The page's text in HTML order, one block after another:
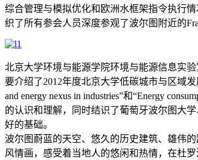
综合管理与模拟优化和欧洲水框架指令执行
织了所有参会人员深度参观了波尔图附近的
北京大学环境与能源学院环境与能源信息实
要介绍了2012年度北京大学低碳城市与区域发
and energy nexus in industries”和“Energy
的认识和理解，同时结识了葡萄牙波尔图大
好的基础。
波尔图蔚蓝的天空、悠久的历史建筑、雄伟
风情画，感受着当地人的悠闲和热情，在杜罗